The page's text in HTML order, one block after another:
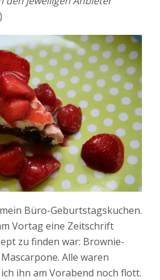
)
Büro-Geburtstagskuchen.
Vortag eine Zeitschrift
zu finden war: Brownie-
Alle waren
ihn am Vorabend noch flott.